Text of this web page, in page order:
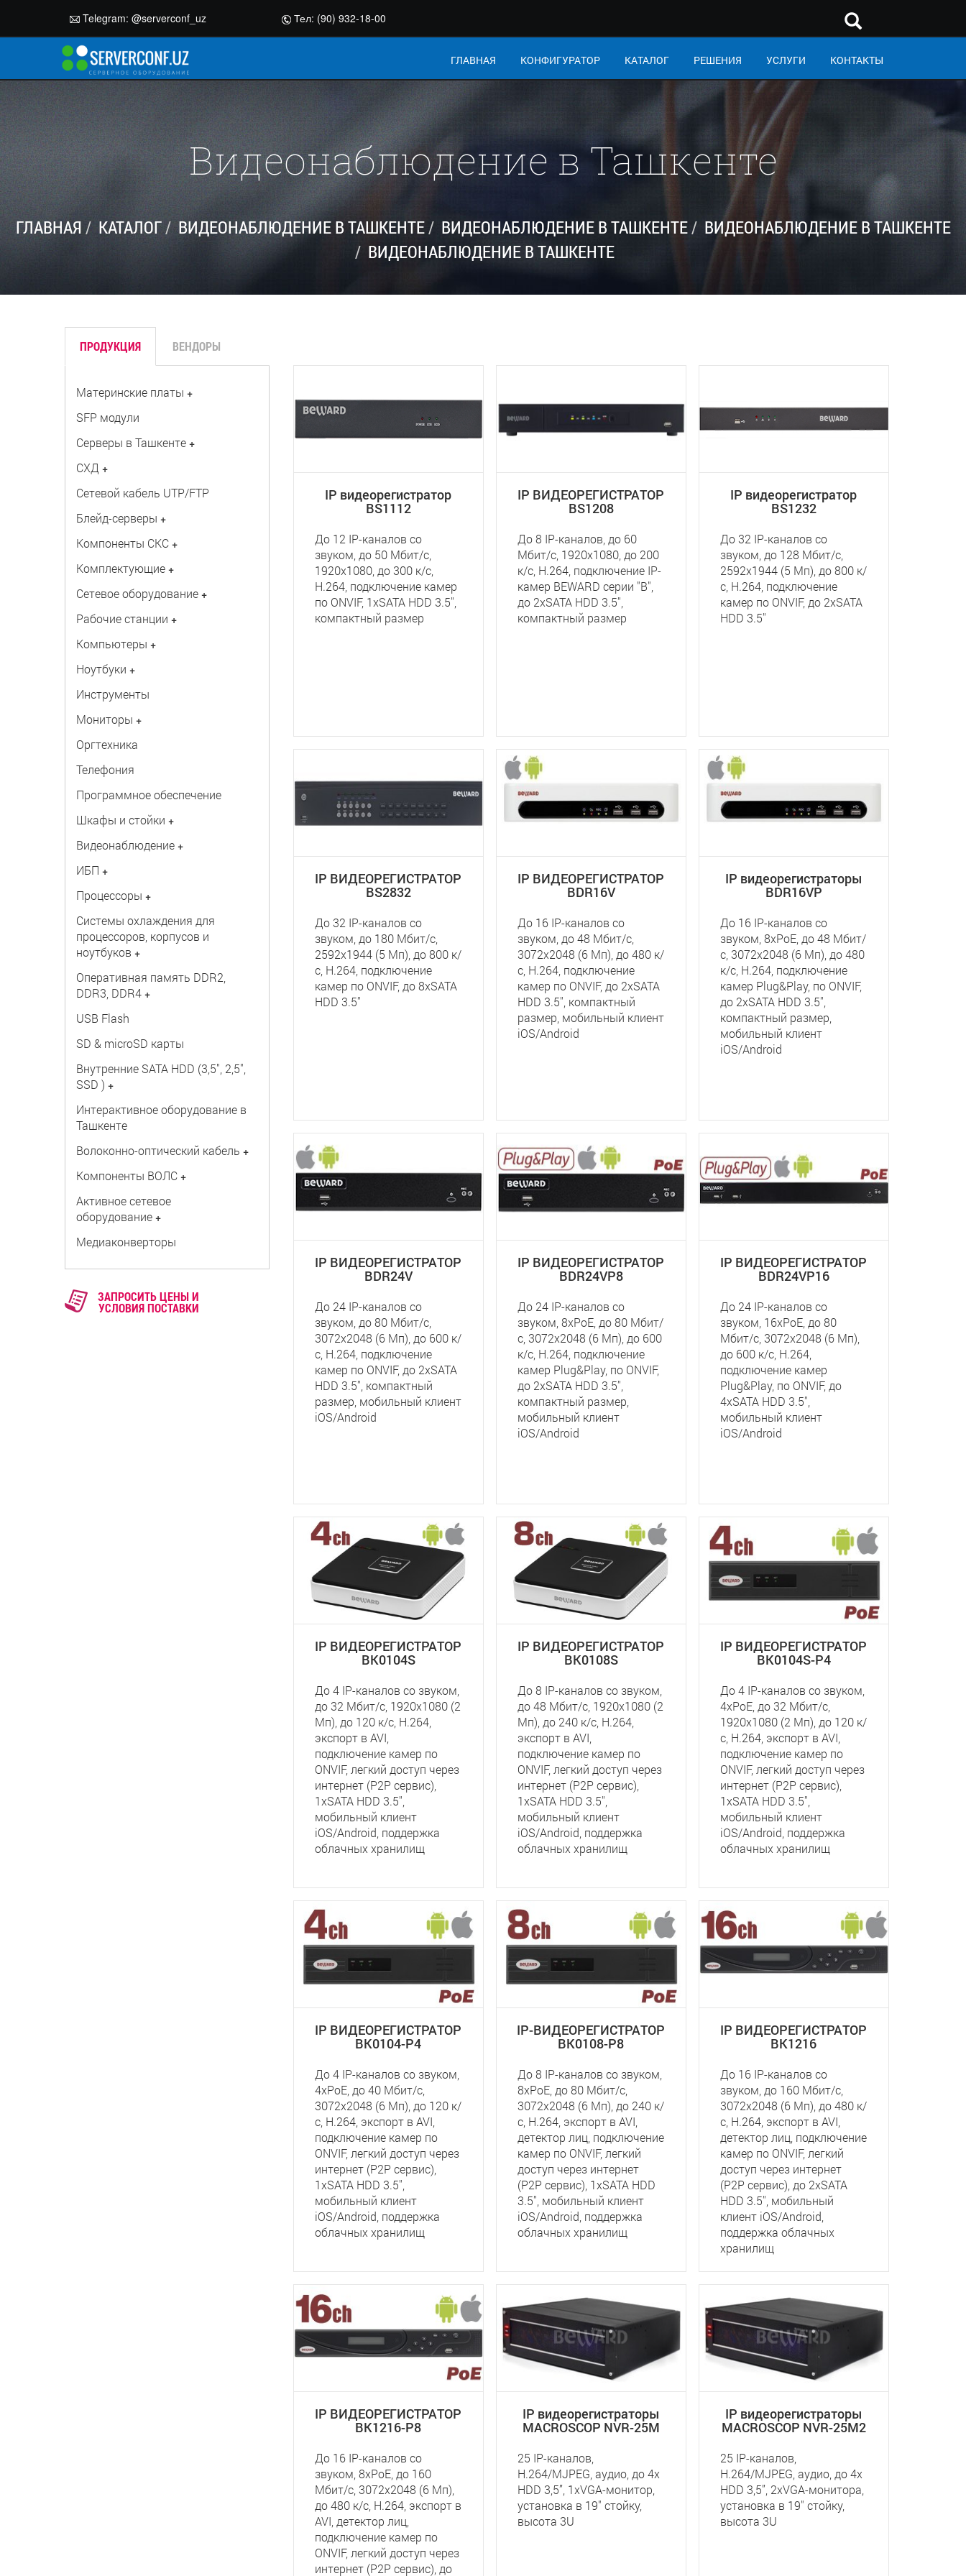
Telegram: @serverconf_uz Тел: (90) 932-18-00
ГЛАВНАЯ КОНФИГУРАТОР КАТАЛОГ РЕШЕНИЯ УСЛУГИ КОНТАКТЫ
Видеонаблюдение в Ташкенте
ГЛАВНАЯ КАТАЛОГ ВИДЕОНАБЛЮДЕНИЕ В ТАШКЕНТЕ ВИДЕОНАБЛЮДЕНИЕ В ТАШКЕНТЕ
ВИДЕОНАБЛЮДЕНИЕ В ТАШКЕНТЕ
ВИДЕОНАБЛЮДЕНИЕ В ТАШКЕНТЕ
ПРОДУКЦИЯ ВЕНДОРЫ
Материнские платы +
SFP модули
Серверы в Ташкенте +
СХД +
Сетевой кабель UTP/FTP
Блейд-серверы +
Компоненты СКС +
Комплектующие +
Сетевое оборудование +
Рабочие станции +
Компьютеры +
Ноутбуки +
Инструменты
Мониторы +
Оргтехника
Телефония
Программное обеспечение
Шкафы и стойки +
Видеонаблюдение +
ИБП +
Процессоры +
Системы охлаждения для
процессоров, корпусов и
ноутбуков +
Оперативная память DDR2,
DDR3, DDR4 +
USB Flash
SD & microSD карты
Внутренние SATA HDD (3,5", 2,5",
SSD ) +
Интерактивное оборудование в
Ташкенте
Волоконно-оптический кабель +
Компоненты ВОЛС +
Активное сетевое
оборудование +
Медиаконверторы
ЗАПРОСИТЬ ЦЕНЫ И
УСЛОВИЯ ПОСТАВКИ
IP видеорегистратор
BS1112
До 12 IP-каналов со
звуком, до 50 Мбит/с,
1920х1080, до 300 к/с,
Н.264, подключение камер
по ONVIF, 1хSATA HDD 3.5'',
компактный размер
IP ВИДЕОРЕГИСТРАТОР
BS1208
До 8 IP-каналов, до 60
Мбит/с, 1920х1080, до 200
к/с, Н.264, подключение IP-
камер BEWARD серии "B",
до 2хSATA HDD 3.5'',
компактный размер
IP видеорегистратор
BS1232
До 32 IP-каналов со
звуком, до 128 Мбит/с,
2592х1944 (5 Мп), до 800 к/
с, Н.264, подключение
камер по ONVIF, до 2хSATA
HDD 3.5''
IP ВИДЕОРЕГИСТРАТОР
BS2832
До 32 IP-каналов со
звуком, до 180 Мбит/с,
2592х1944 (5 Мп), до 800 к/
с, Н.264, подключение
камер по ONVIF, до 8хSATA
HDD 3.5''
IP ВИДЕОРЕГИСТРАТОР
BDR16V
До 16 IP-каналов со
звуком, до 48 Мбит/с,
3072x2048 (6 Мп), до 480 к/
с, H.264, подключение
камер по ONVIF, до 2хSATA
HDD 3.5'', компактный
размер, мобильный клиент
iOS/Android
IP видеорегистраторы
BDR16VP
До 16 IP-каналов со
звуком, 8xPoE, до 48 Мбит/
с, 3072x2048 (6 Мп), до 480
к/с, H.264, подключение
камер Plug&Play, по ONVIF,
до 2хSATA HDD 3.5'',
компактный размер,
мобильный клиент
iOS/Android
IP ВИДЕОРЕГИСТРАТОР
BDR24V
До 24 IP-каналов со
звуком, до 80 Мбит/с,
3072x2048 (6 Мп), до 600 к/
с, H.264, подключение
камер по ONVIF, до 2хSATA
HDD 3.5'', компактный
размер, мобильный клиент
iOS/Android
IP ВИДЕОРЕГИСТРАТОР
BDR24VP8
До 24 IP-каналов со
звуком, 8xPoE, до 80 Мбит/
с, 3072x2048 (6 Мп), до 600
к/с, H.264, подключение
камер Plug&Play, по ONVIF,
до 2хSATA HDD 3.5'',
компактный размер,
мобильный клиент
iOS/Android
IP ВИДЕОРЕГИСТРАТОР
BDR24VP16
До 24 IP-каналов со
звуком, 16xPoE, до 80
Мбит/с, 3072x2048 (6 Мп),
до 600 к/с, H.264,
подключение камер
Plug&Play, по ONVIF, до
4хSATA HDD 3.5'',
мобильный клиент
iOS/Android
IP ВИДЕОРЕГИСТРАТОР
BK0104S
До 4 IP-каналов со звуком,
до 32 Мбит/с, 1920x1080 (2
Мп), до 120 к/с, Н.264,
экспорт в AVI,
подключение камер по
ONVIF, легкий доступ через
интернет (P2P сервис),
1хSATA HDD 3.5'',
мобильный клиент
iOS/Android, поддержка
облачных хранилищ
IP ВИДЕОРЕГИСТРАТОР
BK0108S
До 8 IP-каналов со звуком,
до 48 Мбит/с, 1920x1080 (2
Мп), до 240 к/с, Н.264,
экспорт в AVI,
подключение камер по
ONVIF, легкий доступ через
интернет (P2P сервис),
1хSATA HDD 3.5'',
мобильный клиент
iOS/Android, поддержка
облачных хранилищ
IP ВИДЕОРЕГИСТРАТОР
BK0104S-P4
До 4 IP-каналов со звуком,
4xPoE, до 32 Мбит/с,
1920x1080 (2 Мп), до 120 к/
с, Н.264, экспорт в AVI,
подключение камер по
ONVIF, легкий доступ через
интернет (P2P сервис),
1хSATA HDD 3.5'',
мобильный клиент
iOS/Android, поддержка
облачных хранилищ
IP ВИДЕОРЕГИСТРАТОР
BK0104-P4
До 4 IP-каналов со звуком,
4xPoE, до 40 Мбит/с,
3072x2048 (6 Мп), до 120 к/
с, Н.264, экспорт в AVI,
подключение камер по
ONVIF, легкий доступ через
интернет (P2P сервис),
1хSATA HDD 3.5'',
мобильный клиент
iOS/Android, поддержка
облачных хранилищ
IP-ВИДЕОРЕГИСТРАТОР
BK0108-P8
До 8 IP-каналов со звуком,
8xPoE, до 80 Мбит/с,
3072x2048 (6 Мп), до 240 к/
с, Н.264, экспорт в AVI,
детектор лиц, подключение
камер по ONVIF, легкий
доступ через интернет
(P2P сервис), 1хSATA HDD
3.5'', мобильный клиент
iOS/Android, поддержка
облачных хранилищ
IP ВИДЕОРЕГИСТРАТОР
BK1216
До 16 IP-каналов со
звуком, до 160 Мбит/с,
3072x2048 (6 Мп), до 480 к/
с, Н.264, экспорт в AVI,
детектор лиц, подключение
камер по ONVIF, легкий
доступ через интернет
(P2P сервис), до 2хSATA
HDD 3.5'', мобильный
клиент iOS/Android,
поддержка облачных
хранилищ
IP ВИДЕОРЕГИСТРАТОР
BK1216-P8
До 16 IP-каналов со
звуком, 8xPoE, до 160
Мбит/с, 3072x2048 (6 Мп),
до 480 к/с, Н.264, экспорт в
AVI, детектор лиц,
подключение камер по
ONVIF, легкий доступ через
интернет (P2P сервис), до
IP видеорегистраторы
MACROSCOP NVR-25M
25 IP-каналов,
H.264/MJPEG, аудио, до 4х
HDD 3,5”, 1хVGA-монитор,
установка в 19" стойку,
высота 3U
IP видеорегистраторы
MACROSCOP NVR-25M2
25 IP-каналов,
H.264/MJPEG, аудио, до 4х
HDD 3,5”, 2хVGA-монитора,
установка в 19" стойку,
высота 3U